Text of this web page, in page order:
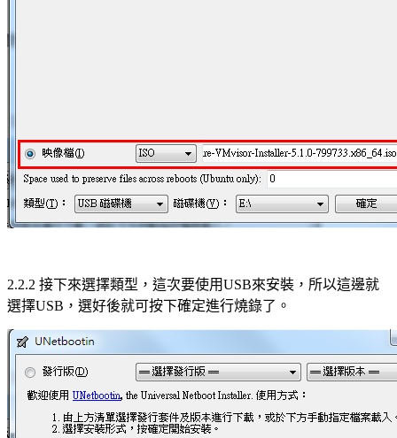
2.2.2 接下來選擇類型，這次要使用USB來安裝，所以這邊就
選擇USB，選好後就可按下確定進行燒錄了。